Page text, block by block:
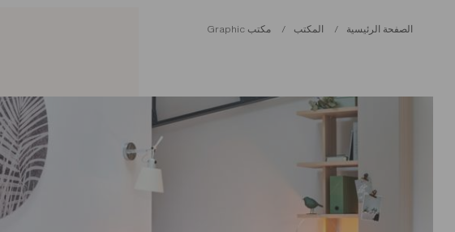
الصفحة الرئيسية المكتب مكتب Graphic